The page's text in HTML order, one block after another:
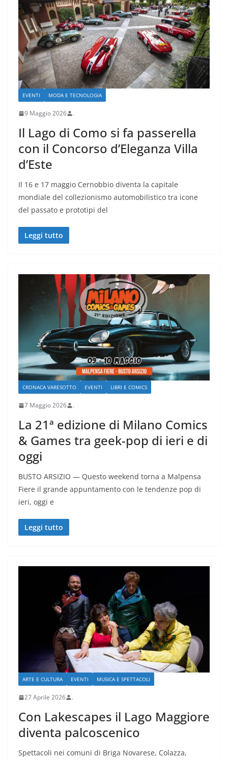
EVENTI MODA E TECNOLOGIA
9 Maggio 2026 .
Il Lago di Como si fa passerella
con il Concorso d’Eleganza Villa
d’Este
Il 16 e 17 maggio Cernobbio diventa la capitale
mondiale del collezionismo automobilistico tra icone
del passato e prototipi del
Leggi tutto
CRONACA VARESOTTO EVENTI LIBRI E COMICS
7 Maggio 2026 .
La 21ª edizione di Milano Comics
& Games tra geek-pop di ieri e di
oggi
BUSTO ARSIZIO — Questo weekend torna a Malpensa
Fiere il grande appuntamento con le tendenze pop di
ieri, oggi e
Leggi tutto
ARTE E CULTURA EVENTI MUSICA E SPETTACOLI
27 Aprile 2026 .
Con Lakescapes il Lago Maggiore
diventa palcoscenico
Spettacoli nei comuni di Briga Novarese, Colazza,